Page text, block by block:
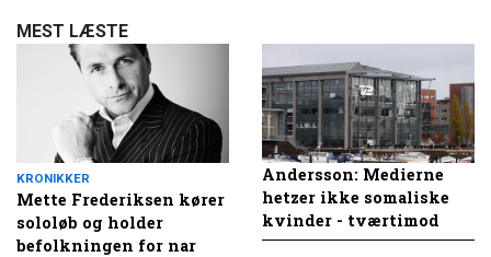
MEST LÆSTE
KRONIKKER
Mette Frederiksen kører
sololøb og holder
befolkningen for nar
Andersson: Medierne
hetzer ikke somaliske
kvinder - tværtimod